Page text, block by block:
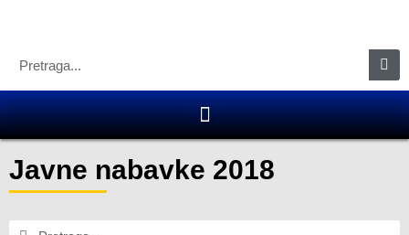
Javne nabavke 2018